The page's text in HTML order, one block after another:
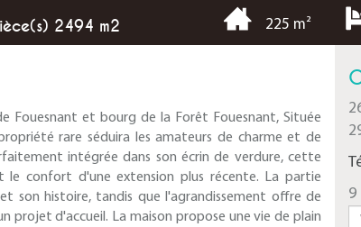
2494 m2 225 m²
Fouesnant et bourg de la Forêt Fouesnant, Située
rare séduira les amateurs de charme et de
intégrée dans son écrin de verdure, cette
le confort d'une extension plus récente. La partie
son histoire, tandis que l'agrandissement offre de
projet d'accueil. La maison propose une vie de plain
9